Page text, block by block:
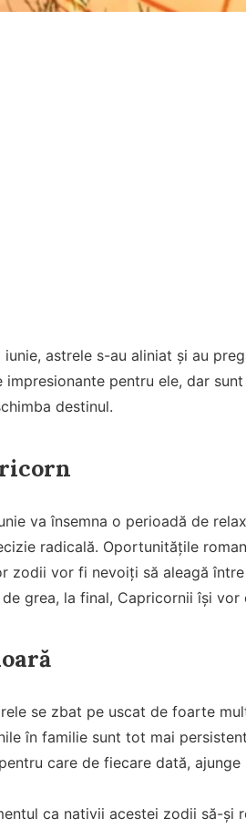
iunie, astrele s-au aliniat și au
impresionante pentru ele, dar
destinul.
va însemna o perioadă de
radicală. Oportunitățile
zodii vor fi nevoiți să aleagă
grea, la final, Capricornii își
se zbat pe uscat de foarte
în familie sunt tot mai
care de fiecare dată, ajunge
ca nativii acestei zodii să-și